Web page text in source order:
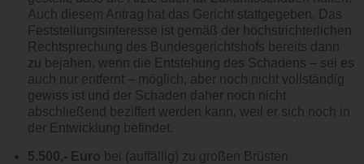
Auch diesem Antrag hat das Gericht stattgegeben. Das
Feststellungsinteresse ist gemäß der höchstrichterlichen
Rechtsprechung des Bundesgerichtshofs bereits dann
zu bejahen, wenn die Entstehung des Schadens – sei es
auch nur entfernt – möglich, aber noch nicht vollständig
gewiss ist und der Schaden daher noch nicht
abschließend beziffert werden kann, weil er sich noch in
der Entwicklung befindet.
5.500,- Euro bei (auffällig) zu großen Brüsten